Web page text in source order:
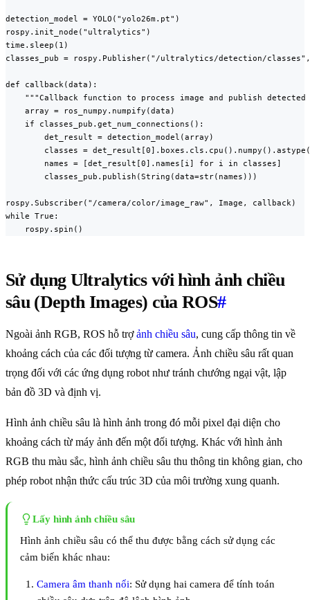
detection_model = YOLO("yolo26m.pt")
rospy.init_node("ultralytics")
time.sleep(1)
classes_pub = rospy.Publisher("/ultralytics/detection/
def callback(data):
"""Callback function to process image and publish detected
    array = ros_numpy.numpify(data)
    if classes_pub.get_num_connections():
        det_result = detection_model(array)
classes =
        names = [det_result[0].names[i] for i in classes]
        classes_pub.publish(String(data=str(names)))
rospy.Subscriber("/camera/color/image_raw", Image, callback)
while True:
    rospy.spin()
Sử dụng Ultralytics với hình ảnh chiều
sâu (Depth Images) của ROS#
Ngoài ảnh RGB, ROS hỗ trợảnh chiều sâu, cung cấp thông tin về
khoảng cách của các đối tượng từ camera. Ảnh chiều sâu rất quan
trọng đối với các ứng dụng robot như tránh chướng ngại vật, lập
bản đồ 3D và định vị.
Hình ảnh chiều sâu là hình ảnh trong đó mỗi pixel đại diện cho
khoảng cách từ máy ảnh đến một đối tượng. Khác với hình ảnh
RGB thu màu sắc, hình ảnh chiều sâu thu thông tin không gian, cho
phép robot nhận thức cấu trúc 3D của môi trường xung quanh.
Lấy hình ảnh chiều sâu
Hình ảnh chiều sâu có thể thu được bằng cách sử dụng các
cảm biến khác nhau:
Camera âm thanh nổi: Sử dụng hai camera để tính toán